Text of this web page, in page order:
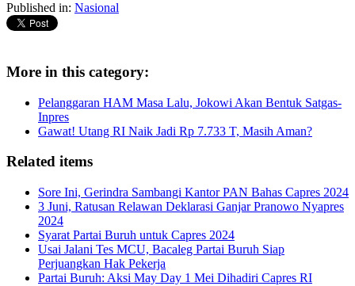
Published in: Nasional
More in this category:
Pelanggaran HAM Masa Lalu, Jokowi Akan Bentuk Satgas-
Inpres
Gawat! Utang RI Naik Jadi Rp 7.733 T, Masih Aman?
Related items
Sore Ini, Gerindra Sambangi Kantor PAN Bahas Capres 2024
3 Juni, Ratusan Relawan Deklarasi Ganjar Pranowo Nyapres
2024
Syarat Partai Buruh untuk Capres 2024
Usai Jalani Tes MCU, Bacaleg Partai Buruh Siap
Perjuangkan Hak Pekerja
Partai Buruh: Aksi May Day 1 Mei Dihadiri Capres RI